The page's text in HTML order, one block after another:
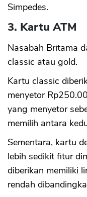
Simpedes.
3. Kartu ATM
Nasabah Britama
classic atau gold.
Kartu classic
menyetor
yang menyetor
memilih antara
Sementara, kartu
lebih sedikit fitur
diberikan memiliki
rendah